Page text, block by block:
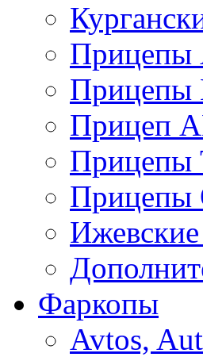
Прицепы
Прицеп
Прицепы
Прицепы
Фаркопы
Avtos,